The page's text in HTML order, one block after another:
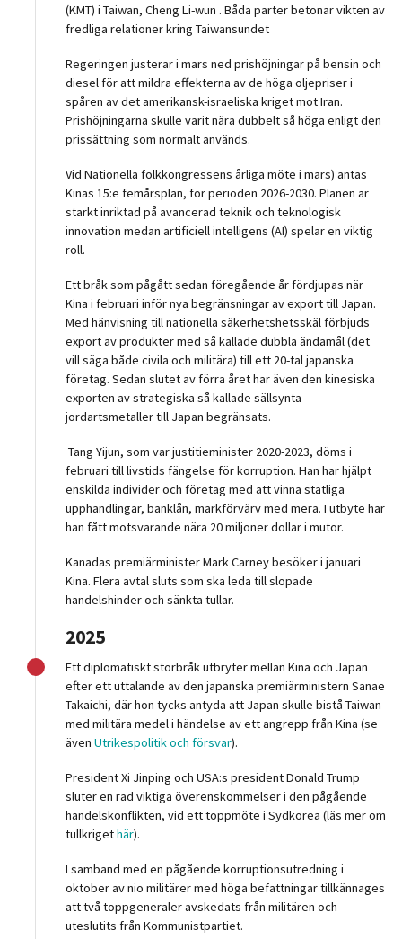
(KMT) i Taiwan, Cheng Li-wun . Båda parter betonar vikten av
fredliga relationer kring Taiwansundet
Regeringen justerar i mars ned prishöjningar på bensin och
diesel för att mildra effekterna av de höga oljepriser i
spåren av det amerikansk-israeliska kriget mot Iran.
Prishöjningarna skulle varit nära dubbelt så höga enligt den
prissättning som normalt används.
Vid Nationella folkkongressens årliga möte i mars) antas
Kinas 15:e femårsplan, för perioden 2026-2030. Planen är
starkt inriktad på avancerad teknik och teknologisk
innovation medan artificiell intelligens (AI) spelar en viktig
roll.
Ett bråk som pågått sedan föregående år fördjupas när
Kina i februari inför nya begränsningar av export till Japan.
Med hänvisning till nationella säkerhetshetsskäl förbjuds
export av produkter med så kallade dubbla ändamål (det
vill säga både civila och militära) till ett 20-tal japanska
företag. Sedan slutet av förra året har även den kinesiska
exporten av strategiska så kallade sällsynta
jordartsmetaller till Japan begränsats.
Tang Yijun, som var justitieminister 2020-2023, döms i
februari till livstids fängelse för korruption. Han har hjälpt
enskilda individer och företag med att vinna statliga
upphandlingar, banklån, markförvärv med mera. I utbyte har
han fått motsvarande nära 20 miljoner dollar i mutor.
Kanadas premiärminister Mark Carney besöker i januari
Kina. Flera avtal sluts som ska leda till slopade
handelshinder och sänkta tullar.
2025
Ett diplomatiskt storbråk utbryter mellan Kina och Japan
efter ett uttalande av den japanska premiärministern Sanae
Takaichi, där hon tycks antyda att Japan skulle bistå Taiwan
med militära medel i händelse av ett angrepp från Kina (se
ävenUtrikespolitik och försvar).
President Xi Jinping och USA:s president Donald Trump
sluter en rad viktiga överenskommelser i den pågående
handelskonflikten, vid ett toppmöte i Sydkorea (läs mer om
tullkrigethär).
I samband med en pågående korruptionsutredning i
oktober av nio militärer med höga befattningar tillkännages
att två toppgeneraler avskedats från militären och
uteslutits från Kommunistpartiet.